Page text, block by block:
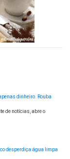
dinheiro. Rouba
de notícias, abre o
desperdiça água limpa